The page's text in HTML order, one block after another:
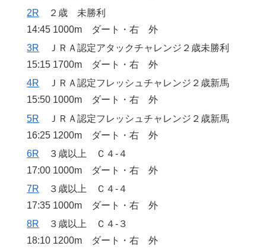
2R ２歳 未勝利
14:45 1000m ダート・右 外
3R ＪＲＡ認定アタックチャレンジ２歳未勝利
15:15 1700m ダート・右 外
4R ＪＲＡ認定フレッシュチャレンジ２歳新馬
15:50 1000m ダート・右 外
5R ＪＲＡ認定フレッシュチャレンジ２歳新馬
16:25 1200m ダート・右 外
6R ３歳以上 Ｃ４‐４
17:00 1000m ダート・右 外
7R ３歳以上 Ｃ４‐４
17:35 1000m ダート・右 外
8R ３歳以上 Ｃ４‐３
18:10 1200m ダート・右 外